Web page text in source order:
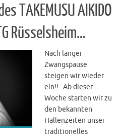
TAKEMUSU AIKIDO
Rüsselsheim…
Nach langer
Zwangspause
steigen wir wieder
ein!! Ab dieser
Woche starten wir zu
den bekannten
Hallenzeiten unser
traditionelles